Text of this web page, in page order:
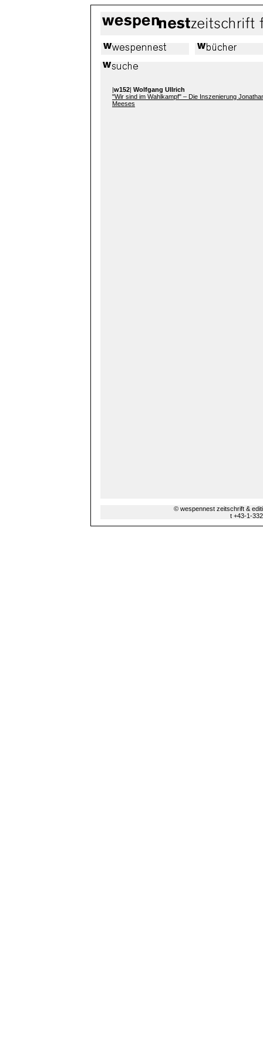
|w152| Wolfgang Ullrich
"Wir sind im Wahlkampf" – Die Inszenierung
Meeses
© wespennest zeitschrift &
t +43-1-